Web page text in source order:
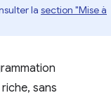
la section "Mise à
sans